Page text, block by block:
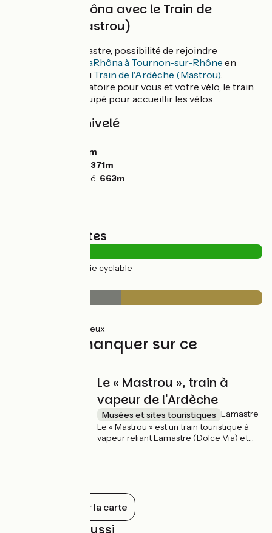
Liaison ViaRhôna avec le Train de
l'Ardèche (Mastrou)
Au départ de Lamastre, possibilité de rejoindre
ViaRhôna à Tournon-sur-Rhône en
montant à bord du Train de l'Ardèche (Mastrou).
Réservation obligatoire pour vous et votre vélo, le train
touristique est équipé pour accueillir les vélos.
Pentes et dénivelé
300m
Point le plus bas :371m
Point le plus élevé :663m
Types de routes
(100%) Voie cyclable
(56%) Rugueux
À ne pas manquer sur ce
Le « Mastrou », train à
vapeur de l'Ardèche
Musées et sites touristiques Lamastre
Le « Mastrou » est un train touristique à
vapeur reliant Lamastre (Dolce Via) et
afin de traverser cette splendide et
sauvage vallée ! Réservation obligatoire
pour vous et votre vélo :
https://www.trainardeche.fr/mastrou/
Tout afficher sur la carte
À découvrir aussi